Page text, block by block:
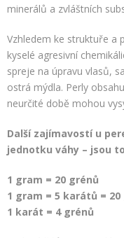
minerálů a zvláštních
Vzhledem ke struktuře a
kyselé agresivní
spreje na úpravu vlasů,
ostrá mýdla. Perly
neurčité době mohou
Další zajímavostí u
jednotku váhy – jsou
1 gram = 20 grénů
1 gram = 5 karátů = 20
1 karát = 4 grénů